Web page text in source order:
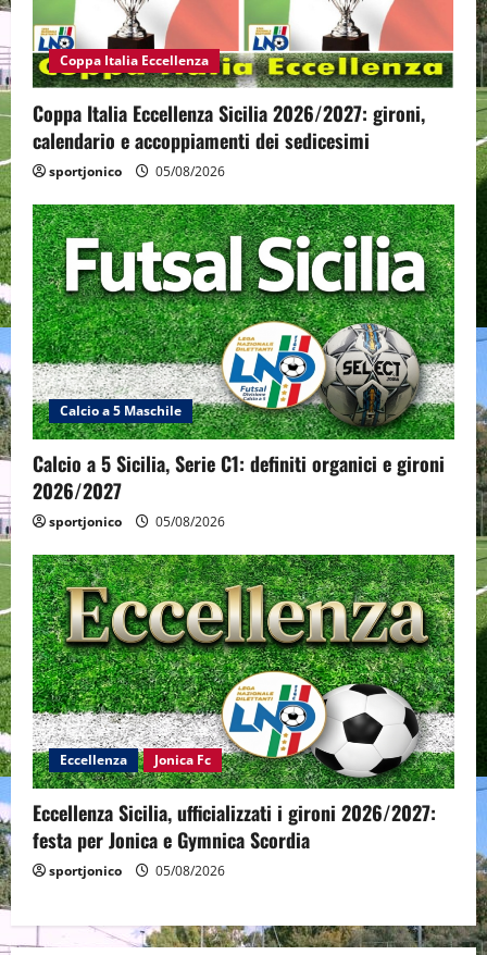
Coppa Italia Eccellenza
Coppa Italia Eccellenza Sicilia 2026/2027: gironi,
calendario e accoppiamenti dei sedicesimi
sportjonico 05/08/2026
Calcio a 5 Maschile
Calcio a 5 Sicilia, Serie C1: definiti organici e gironi
2026/2027
sportjonico 05/08/2026
Eccellenza Jonica Fc
Eccellenza Sicilia, ufficializzati i gironi 2026/2027:
festa per Jonica e Gymnica Scordia
sportjonico 05/08/2026